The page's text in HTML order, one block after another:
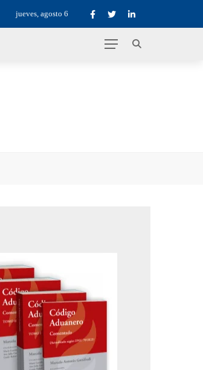
jueves, agosto 6